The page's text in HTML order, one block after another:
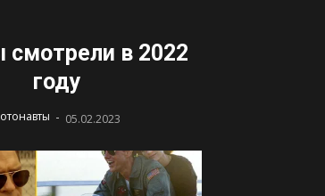
в 2022
году
- 05.02.2023